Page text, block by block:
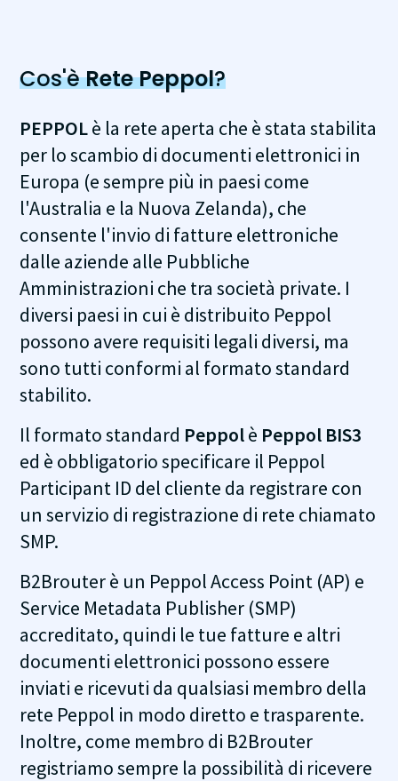
Cos'èRete Peppol?
PEPPOLè la rete aperta che è stata stabilita
per lo scambio di documenti elettronici in
Europa (e sempre più in paesi come
l'Australia e la Nuova Zelanda), che
consente l'invio di fatture elettroniche
dalle aziende alle Pubbliche
Amministrazioni che tra società private. I
diversi paesi in cui è distribuito Peppol
possono avere requisiti legali diversi, ma
sono tutti conformi al formato standard
stabilito.
Il formato standard Peppolè Peppol BIS3
ed è obbligatorio specificare il Peppol
Participant ID del cliente da registrare con
un servizio di registrazione di rete chiamato
SMP.
B2Brouter è un Peppol Access Point (AP) e
Service Metadata Publisher (SMP)
accreditato, quindi le tue fatture e altri
documenti elettronici possono essere
inviati e ricevuti da qualsiasi membro della
rete Peppol in modo diretto e trasparente.
Inoltre, come membro di B2Brouter
registriamo sempre la possibilità di ricevere